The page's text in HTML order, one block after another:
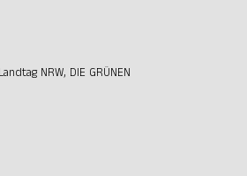
NRW, DIE GRÜNEN